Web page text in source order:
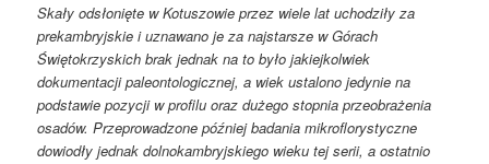
Skały odsłonięte w Kotuszowie przez wiele lat uchodziły za
prekambryjskie i uznawano je za najstarsze w Górach
Świętokrzyskich brak jednak na to było jakiejkolwiek
dokumentacji paleontologicznej, a wiek ustalono jedynie na
podstawie pozycji w profilu oraz dużego stopnia przeobrażenia
osadów. Przeprowadzone później badania mikroflorystyczne
dowiodły jednak dolnokambryjskiego wieku tej serii, a ostatnio